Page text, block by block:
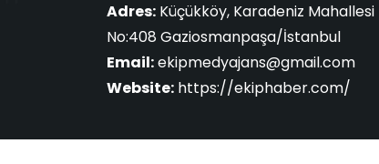
Adres: Küçükköy, Karadeniz Mahallesi
No:408 Gaziosmanpaşa/İstanbul
Email:ekipmedyajans@gmail.com
Website: https://ekiphaber.com/